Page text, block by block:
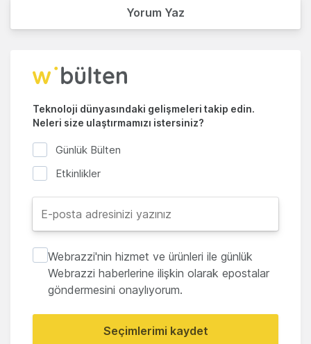
Yorum Yaz
Teknoloji dünyasındaki gelişmeleri takip edin.
Neleri size ulaştırmamızı istersiniz?
Günlük Bülten
Etkinlikler
Webrazzi'nin hizmet ve ürünleri ile günlük
Webrazzi haberlerine ilişkin olarak epostalar
göndermesini onaylıyorum.
Seçimlerimi kaydet